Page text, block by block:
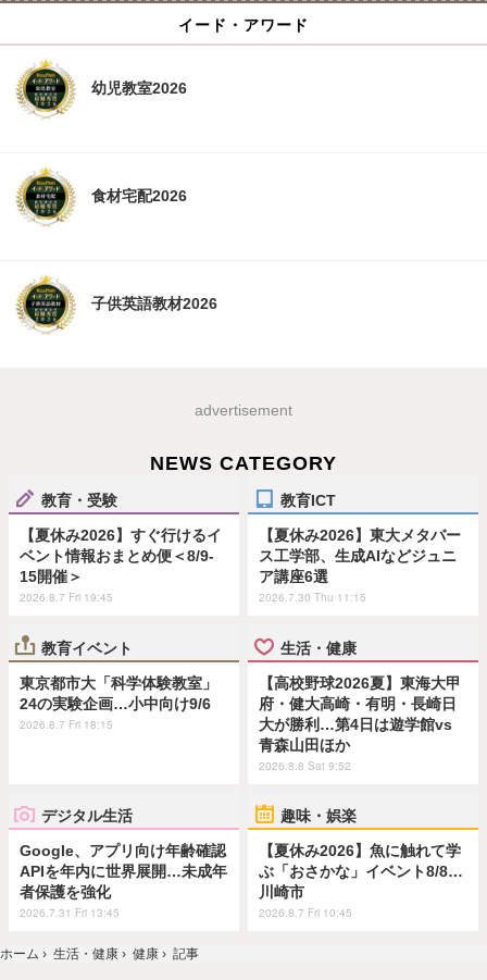
イード・アワード
幼児教室2026
食材宅配2026
子供英語教材2026
advertisement
NEWS CATEGORY
教育・受験
【夏休み2026】すぐ行けるイ
ベント情報おまとめ便＜8/9-
15開催＞
2026.8.7 Fri 19:45
教育ICT
【夏休み2026】東大メタバー
ス工学部、生成AIなどジュニ
ア講座6選
2026.7.30 Thu 11:15
教育イベント
東京都市大「科学体験教室」
24の実験企画…小中向け9/6
2026.8.7 Fri 18:15
生活・健康
【高校野球2026夏】東海大甲
府・健大高崎・有明・長崎日
大が勝利…第4日は遊学館vs
青森山田ほか
2026.8.8 Sat 9:52
デジタル生活
Google、アプリ向け年齢確認
APIを年内に世界展開…未成年
者保護を強化
2026.7.31 Fri 13:45
趣味・娯楽
【夏休み2026】魚に触れて学
ぶ「おさかな」イベント8/8…
川崎市
2026.8.7 Fri 10:45
ホーム › 生活・健康 › 健康 › 記事